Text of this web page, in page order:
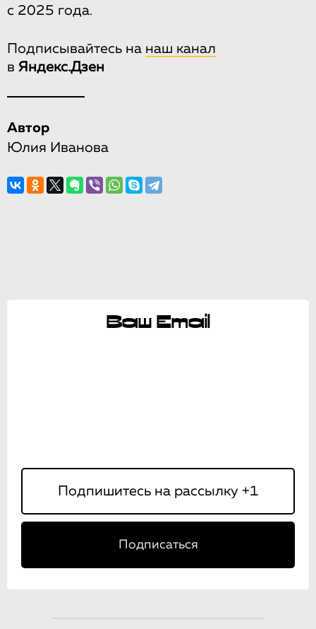
с 2025 года.
Подписывайтесь на наш канал
в Яндекс.Дзен
Автор
Юлия Иванова
Ваш Email
Подписаться